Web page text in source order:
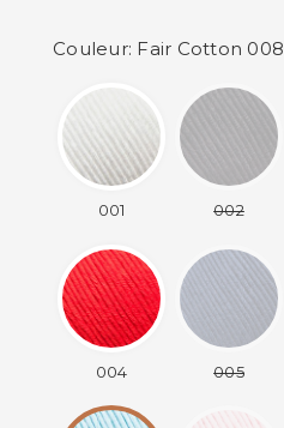
Couleur: Fair Cotton 008
001 002
004 005